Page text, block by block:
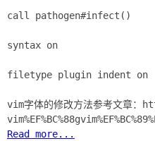
call pathogen#infect()
syntax on
filetype plugin indent on
vim字体的修改方法参考文章
Read more...